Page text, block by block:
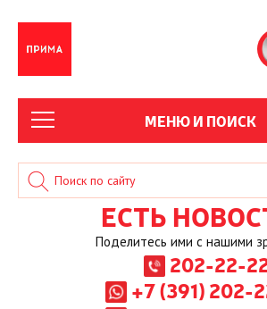
МЕНЮ И ПОИСК
ЕСТЬ
Поделитесь ими с нашими
202-22-
+7 (391) 202-